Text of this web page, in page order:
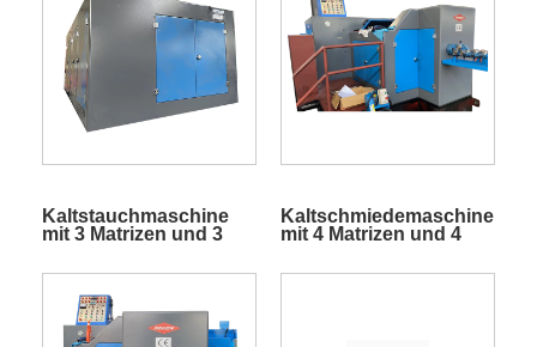
Kaltstauchmaschine
mit 3 Matrizen und 3
Kaltschmiedemaschine
mit 4 Matrizen und 4